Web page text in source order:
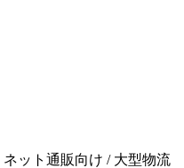
ット通販向け / 大型物流